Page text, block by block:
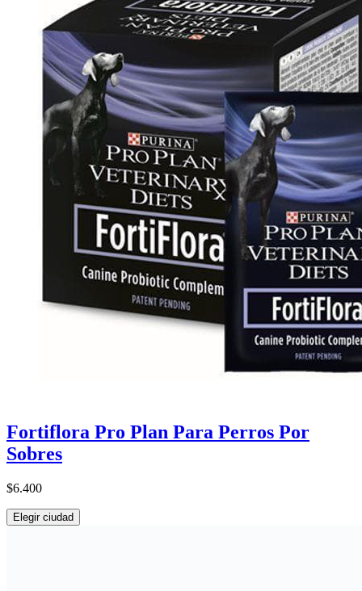
Fortiflora Pro Plan Para Perros Por
Sobres
$6.400
Elegir ciudad